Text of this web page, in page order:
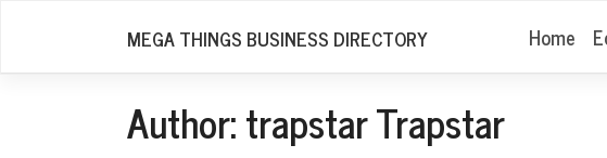
MEGA THINGS BUSINESS DIRECTORY Home
Author:trapstar Trapstar